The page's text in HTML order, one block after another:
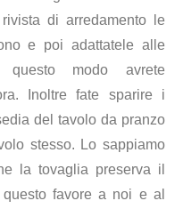
di arredamento le
e poi adattatele alle
modo avrete
Inoltre fate sparire i
del tavolo da pranzo
stesso. Lo sappiamo
la tovaglia preserva il
favore a noi e al